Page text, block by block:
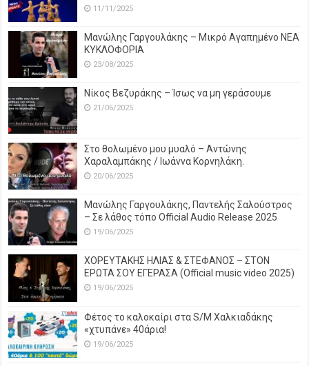
11/11/2025
Μανώλης Γαργουλάκης – Μικρό Αγαπημένο NEΑ
ΚΥΚΛΟΦΟΡΙΑ
23/08/2025
Νίκος Βεζυράκης – Ίσως να μη γεράσουμε
21/06/2025
Στο θολωμένο μου μυαλό – Αντώνης
Χαραλαμπάκης / Ιωάννα Κορνηλάκη.
20/06/2025
Μανώλης Γαργουλάκης, Παντελής Σαλούστρος
– Σε λάθος τόπο Official Audio Release 2025
19/06/2025
ΧΟΡΕΥΤΑΚΗΣ ΗΛΙΑΣ & ΣΤΕΦΑΝΟΣ – ΣΤΟΝ
ΕΡΩΤΑ ΣΟΥ ΕΓΕΡΑΣΑ (Official music video 2025)
19/06/2025
Φέτος το καλοκαίρι στα S/M Χαλκιαδάκης
«χτυπάνε» 40άρια!
19/06/2025